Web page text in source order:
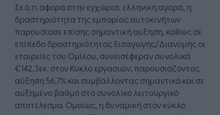
Σε ό,τι αφορά στην εγχώρια, ελληνική αγορά, η
δραστηριότητα της εμπορίας αυτοκινήτων
παρουσίασε επίσης σημαντική αύξηση, καθώς σε
επίπεδο δραστηριότητας Εισαγωγής/Διανομής οι
εταιρείες του Ομίλου, συνεισέφεραν συνολικά
€142,3εκ. στον Κύκλο εργασιών, παρουσιάζοντας
αύξηση 56,7% και συμβάλλοντας σημαντικά και σε
αυξημένο βαθμό στο συνολικό λειτουργικό
αποτέλεσμα. Ομοίως, η δυναμική στον κύκλο